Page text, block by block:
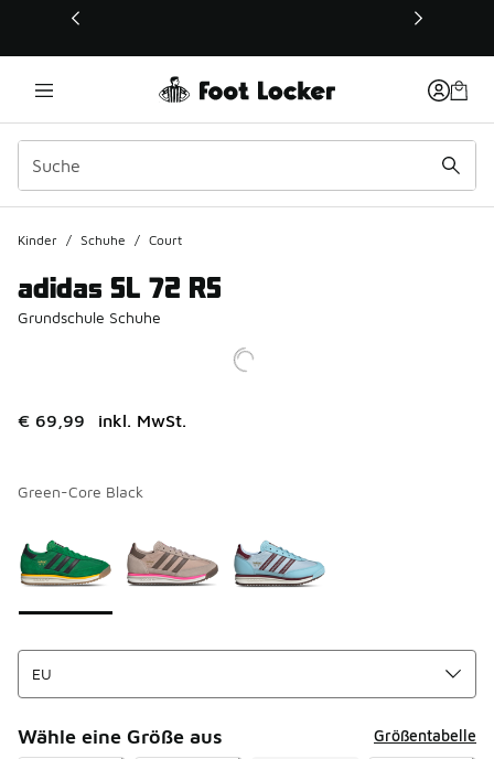
Dieser Link öffnet sich in einem neuen Fenster
Kinder / Schuhe / Court
adidas SL 72 RS
Grundschule Schuhe
€ 69,99 inkl. MwSt.
Green-Core Black
Wähle eine Größe aus Größentabelle